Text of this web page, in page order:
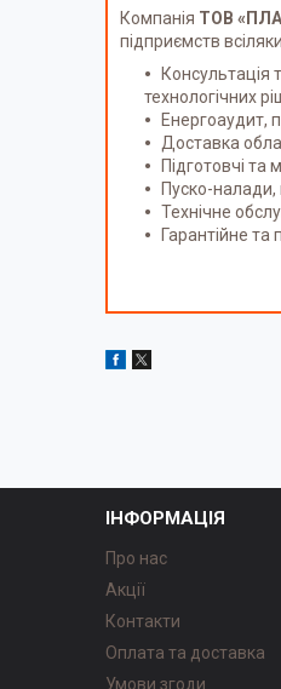
Компанія ТОВ
підприємств
Консультація
технологічних
Енергоаудит,
Доставка
Підготовчі та
Пуско-налади,
Технічне
Гарантійне та
ІНФОРМАЦІЯ
Про нас
Акції
Контакти
Оплата та доставка
Умови згоди